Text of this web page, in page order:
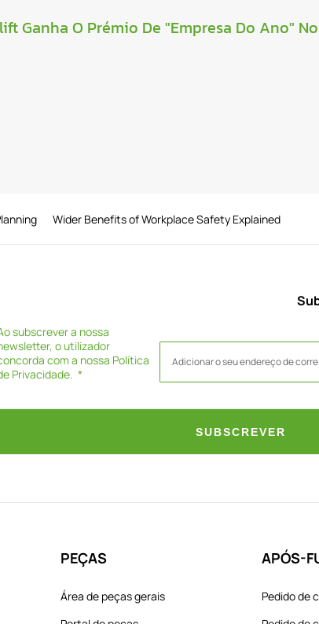
Wider Benefits of Workplace Safety Explained
subscrever a nossa
o utilizador
com a nossa Política
Privacidade.
SUBSCREVER
PEÇAS
Área de peças gerais
APÓS-
Pedido de